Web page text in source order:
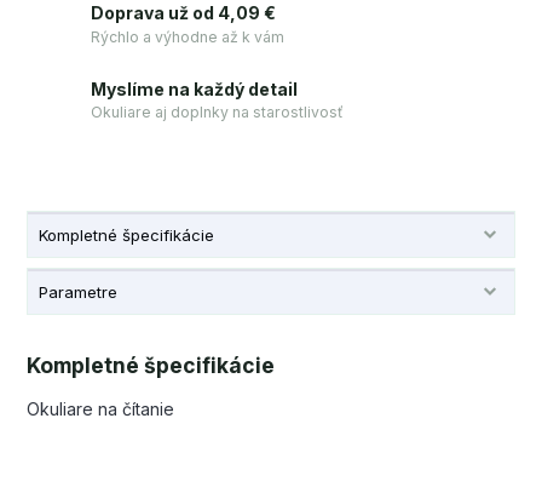
Doprava už od 4,09 €
Rýchlo a výhodne až k vám
Myslíme na každý detail
Okuliare aj doplnky na starostlivosť
Kompletné špecifikácie
Parametre
Kompletné špecifikácie
Okuliare na čítanie